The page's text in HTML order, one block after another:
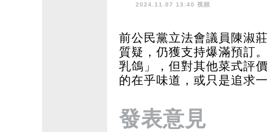
2024.11.07 13:40 視頻
前公民黨立法會議員陳淑
質疑，仍獲支持爆滿預訂
乳鴿」，但對其他菜式評
的在乎味道，或只是追求
發表意見